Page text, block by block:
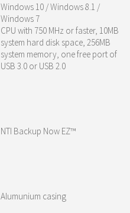
Windows 10 / Windows 8.1 /
Windows 7
CPU with 750 MHz or faster, 10MB
system hard disk space, 256MB
system memory, one free port of
USB 3.0 or USB 2.0
NTI Backup Now EZ™
Alumunium casing